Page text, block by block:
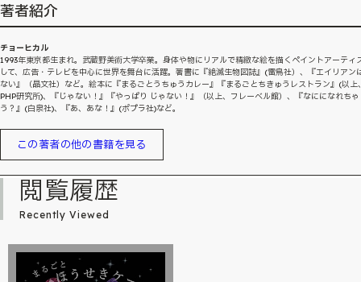
著者紹介
チョーヒカル
1993年東京都生まれ。武蔵野美術大学卒業。身体や物にリアルで精緻な絵を描くペイントアーティ
して、広告・テレビを中心に世界を舞台に活躍。著書に『絶滅生物図誌』(雷鳥社）、『エイリアン
ない』（晶文社）など。絵本に『まるごとうちゅうカレー』『まるごとちきゅうレストラン』(以上
PHP研究所)、『じゃない！』『やっぱり じゃない！』（以上、フレーベル館）、『なにになれちゃ
う？』(白泉社)、『あ、あな！』(ポプラ社)など。
この著者の他の書籍を見る
閲覧履歴
Recently Viewed